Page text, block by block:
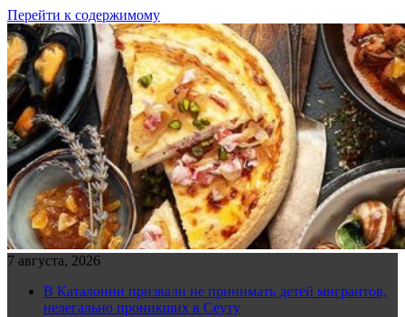
Перейти к содержимому
7 августа, 2026
В Каталонии призвали не принимать детей мигрантов,
нелегально проникших в Сеуту